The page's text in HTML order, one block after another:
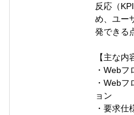
反応（
め、ユー
発できる
【主な内
・Web
・Web
ョン
・要求